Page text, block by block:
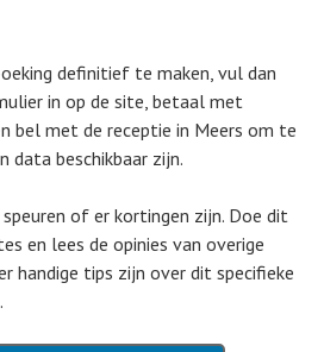
definitief te maken, vul dan
in op de site, betaal met
bel met de receptie in Meers om te
data beschikbaar zijn.
of er kortingen zijn. Doe dit
en lees de opinies van overige
handige tips zijn over dit specifieke